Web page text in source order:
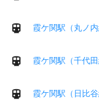
霞ケ関駅（丸ノ
霞ケ関駅（千代
霞ケ関駅（日比